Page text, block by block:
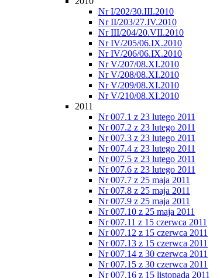
Nr I/202/30.III.2010
Nr II/203/27.IV.2010
Nr III/204/20.VII.2010
Nr IV/205/06.IX.2010
Nr IV/206/06.IX.2010
Nr V/207/08.XI.2010
Nr V/208/08.XI.2010
Nr V/209/08.XI.2010
Nr V/210/08.XI.2010
2011
Nr 007.1 z 23 lutego 2011
Nr 007.2 z 23 lutego 2011
Nr 007.3 z 23 lutego 2011
Nr 007.4 z 23 lutego 2011
Nr 007.5 z 23 lutego 2011
Nr 007.6 z 23 lutego 2011
Nr 007.7 z 25 maja 2011
Nr 007.8 z 25 maja 2011
Nr 007.9 z 25 maja 2011
Nr 007.10 z 25 maja 2011
Nr 007.11 z 15 czerwca 2011
Nr 007.12 z 15 czerwca 2011
Nr 007.13 z 15 czerwca 2011
Nr 007.14 z 30 czerwca 2011
Nr 007.15 z 30 czerwca 2011
Nr 007.16 z 15 listopada 2011